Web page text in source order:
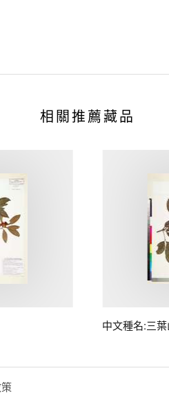
相關推薦藏品
中文種名:三